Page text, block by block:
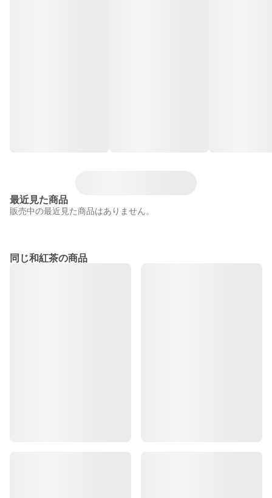
最近見た商品
販売中の最近見た商品はありません。
同じ和紅茶の商品